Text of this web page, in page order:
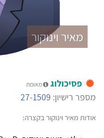
מאיר וינוקור
פסיכולוג מאומת
מספר רישיון: 27-1509
אודות מאיר וינוקור בקצרה: